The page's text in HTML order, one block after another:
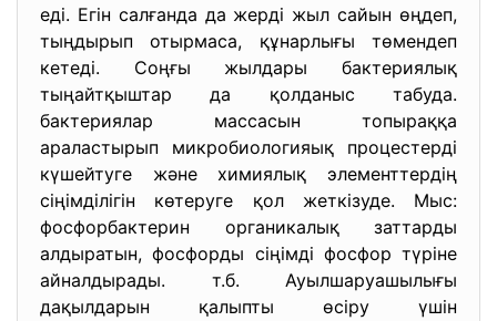
еді. Егін салғанда да жерді жыл сайын өңдеп,
тыңдырып отырмаса, құнарлығы төмендеп
кетеді. Соңғы жылдары бактериялық
тыңайтқыштар да қолданыс табуда.
бактериялар массасын топыраққа
араластырып микробиологияық процестерді
күшейтуге және химиялық элементтердің
сіңімділігін көтеруге қол жеткізуде. Мыс:
фосфорбактерин органикалық заттарды
алдыратын, фосфорды сіңімді фосфор түріне
айналдырады. т.б. Ауылшаруашылығы
дақылдарын қалыпты өсіру үшін